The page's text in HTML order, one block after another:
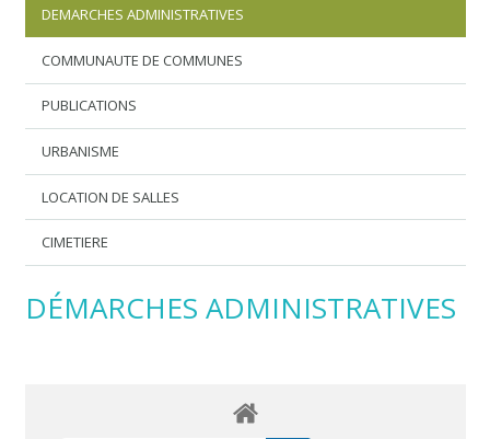
DEMARCHES ADMINISTRATIVES
COMMUNAUTE DE COMMUNES
PUBLICATIONS
URBANISME
LOCATION DE SALLES
CIMETIERE
DÉMARCHES ADMINISTRATIVES